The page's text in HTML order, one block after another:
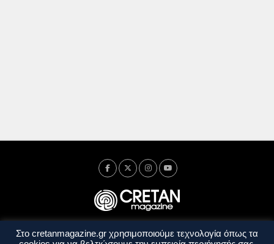
Ταυτότητα Πολιτική Απορρήτου
Όροι Χρήσης
Στο cretanmagazine.gr χρησιμοποιούμε τεχνολογία όπως τα